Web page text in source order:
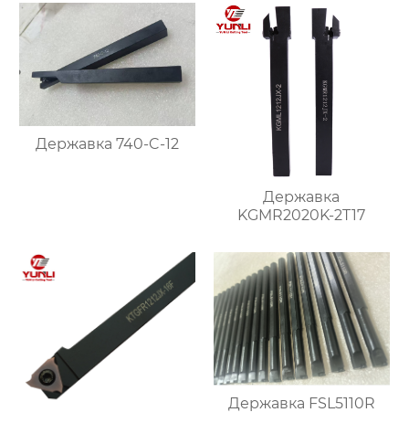
Державка 740-C-12
Державка
KGMR2020K-2T17
Державка FSL5110R